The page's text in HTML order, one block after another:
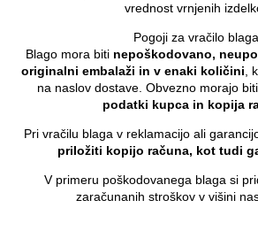
vrednost vrnjenih
Pogoji za vračilo
Blago mora biti nepoškodovano,
originalni embalaži in v enaki količini,
na naslov dostave. Obvezno morajo biti
podatki kupca in kopija
Pri vračilu blaga v reklamacijo ali
priložiti kopijo računa, kot tudi
V primeru poškodovanega blaga si
zaračunanih stroškov v višini